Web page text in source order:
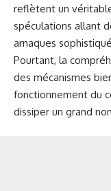
reflètent un
spéculations allant
arnaques
Pourtant, la
des mécanismes
fonctionnement du
dissiper un grand